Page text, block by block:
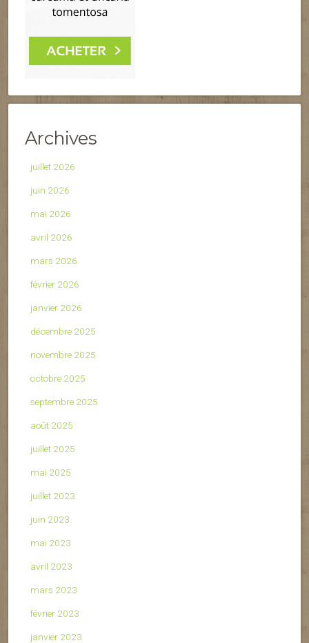
Archives
juillet 2026
juin 2026
mai 2026
avril 2026
mars 2026
février 2026
janvier 2026
décembre 2025
novembre 2025
octobre 2025
septembre 2025
août 2025
juillet 2025
mai 2025
juillet 2023
juin 2023
mai 2023
avril 2023
mars 2023
février 2023
janvier 2023